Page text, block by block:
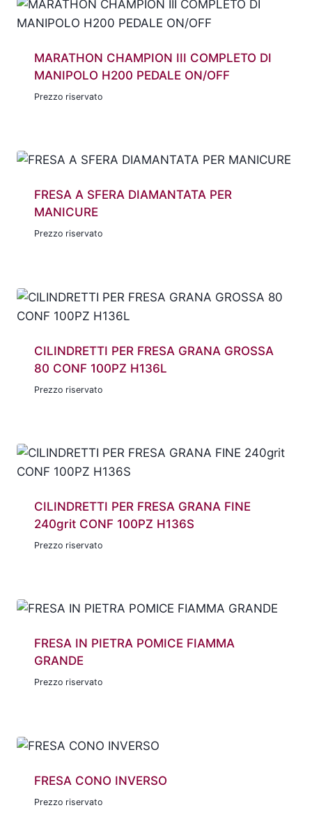
MARATHON CHAMPION III COMPLETO DI
MANIPOLO H200 PEDALE ON/OFF
Prezzo riservato
FRESA A SFERA DIAMANTATA PER
MANICURE
Prezzo riservato
CILINDRETTI PER FRESA GRANA GROSSA
80 CONF 100PZ H136L
Prezzo riservato
CILINDRETTI PER FRESA GRANA FINE
240grit CONF 100PZ H136S
Prezzo riservato
FRESA IN PIETRA POMICE FIAMMA
GRANDE
Prezzo riservato
FRESA CONO INVERSO
Prezzo riservato